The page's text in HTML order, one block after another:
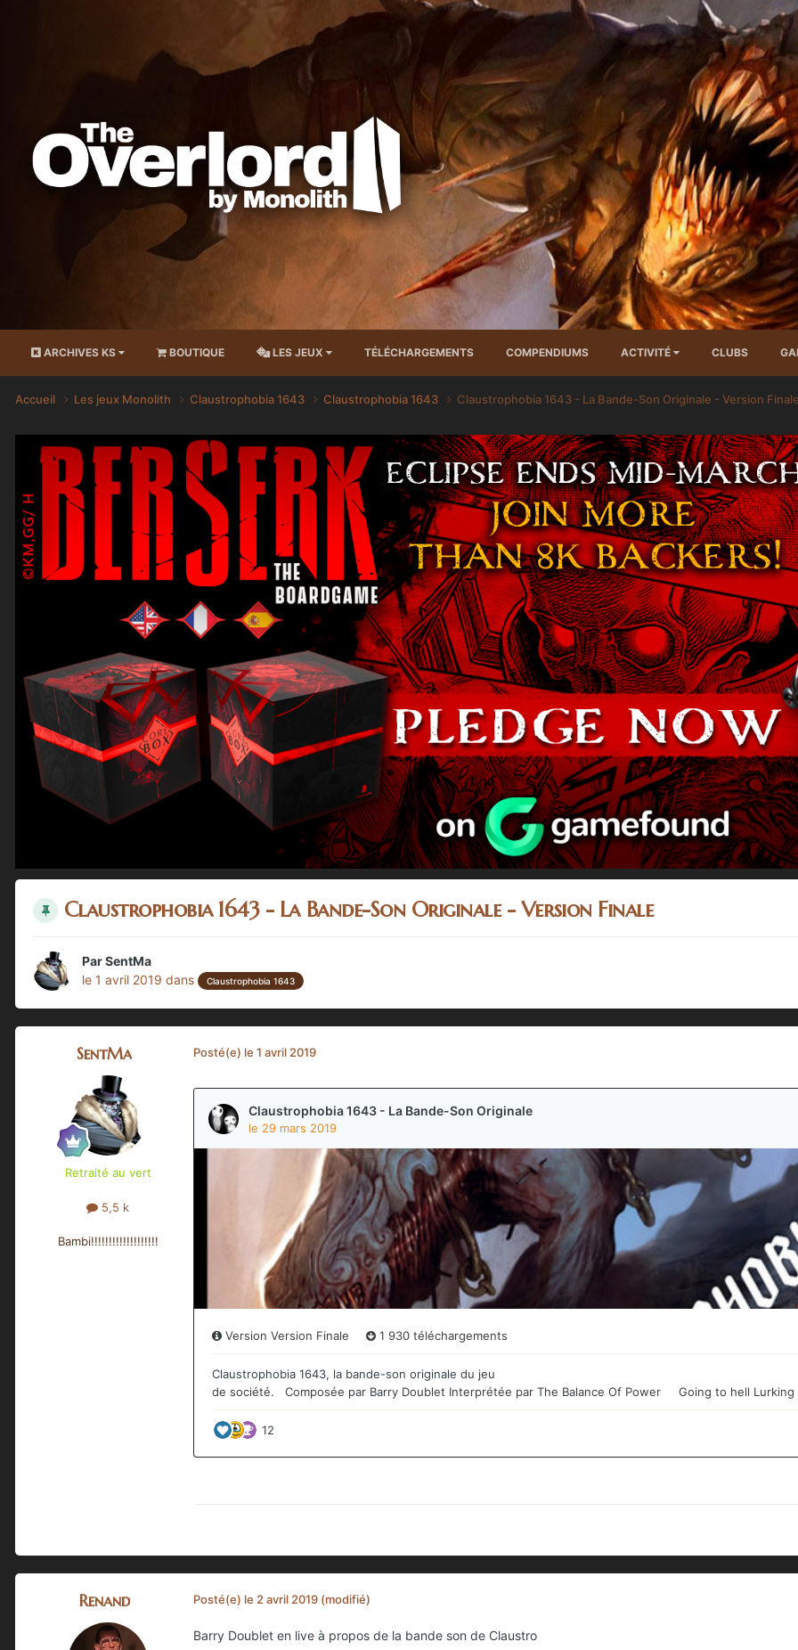
ARCHIVES KS BOUTIQUE LES JEUX TÉLÉCHARGEMENTS COMPENDIUMS ACTIVITÉ CLUBS
Accueil Les jeux Monolith Claustrophobia 1643 Claustrophobia 1643 Claustrophobia 1643 - La Bande-Son Originale - Version
Claustrophobia 1643 - La Bande-Son Originale - Version Finale
ParSentMa
le 1 avril 2019 dans Claustrophobia 1643
SentMa
Retraité au vert
5,5 k
Bambi!!!!!!!!!!!!!!!!!!!
Posté(e) le 1 avril 2019
Renand Posté(e) le 2 avril 2019 (modifié)
Barry Doublet en live à propos de la bande son de Claustro